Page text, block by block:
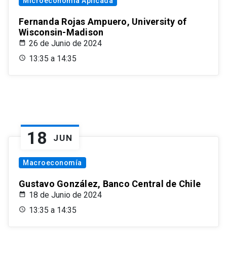
Fernanda Rojas Ampuero, University of
Wisconsin-Madison
26 de Junio de 2024
13:35 a 14:35
18 JUN
Macroeconomía
Gustavo González, Banco Central de Chile
18 de Junio de 2024
13:35 a 14:35